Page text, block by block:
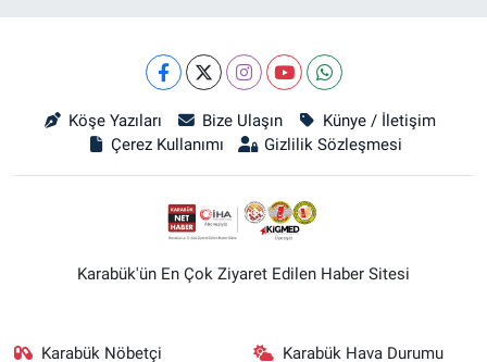
Köşe Yazıları Bize Ulaşın
Künye / İletişim
Çerez Kullanımı
Gizlilik Sözleşmesi
Karabük'ün En Çok Ziyaret Edilen Haber Sitesi
Karabük Nöbetçi
Karabük Hava Durumu